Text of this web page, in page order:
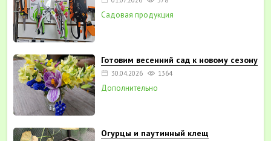
Садовая продукция
Готовим весенний сад к новому сезону
30.04.2026 1364
Дополнительно
Огурцы и паутинный клещ